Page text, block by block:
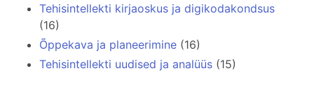
Tehisintellekti kirjaoskus ja digikodakondsus
(16)
Õppekava ja planeerimine (16)
Tehisintellekti uudised ja analüüs (15)